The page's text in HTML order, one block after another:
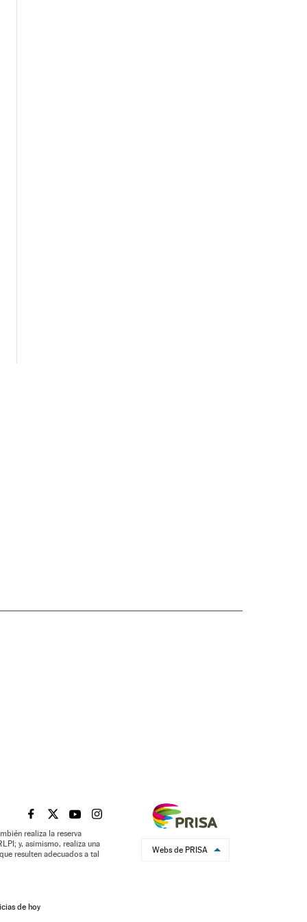
EL PAÍS BRASIL EN FACEBOOK
EL PAÍS BRASIL EN TWITTER
EL PAÍS BRASIL EN YOUTUBE
EL PAÍS BRASIL EN INSTAGRAM
realiza la reserva
y, asimismo, realiza una
resulten adecuados a tal
de hoy
Webs de PRISA